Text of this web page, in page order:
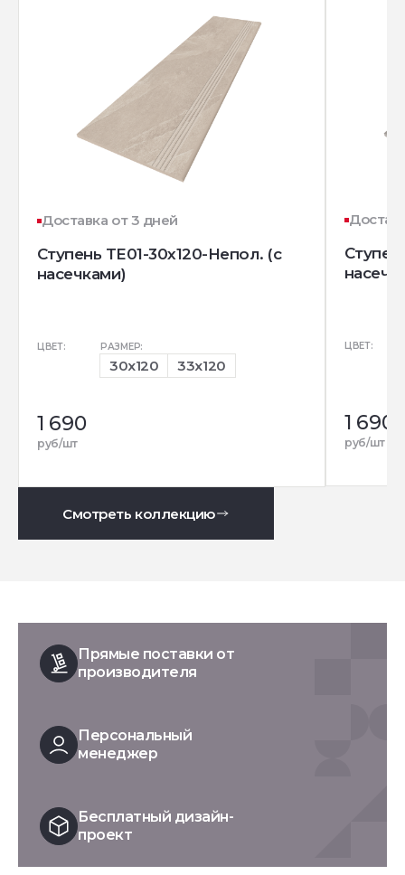
Доставка от 3 дней
Ступень TE01-30x120-Непол. (с
насечками)
ЦВЕТ: РАЗМЕР:
30x120 33x120
1 690
руб/шт
ЦВЕТ:
1 690
руб/шт
Смотреть коллекцию
Прямые поставки от
производителя
Персональный
менеджер
Бесплатный дизайн-
проект